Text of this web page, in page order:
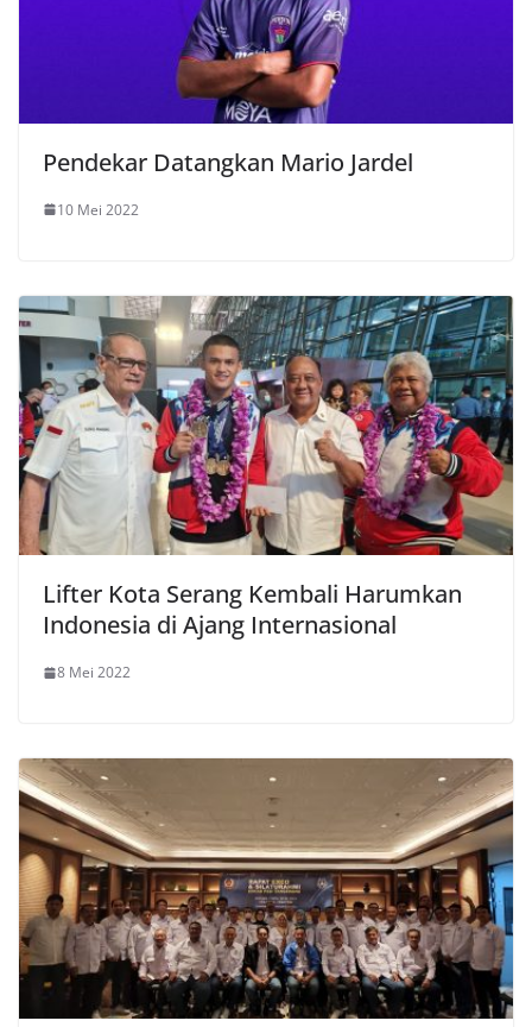
Pendekar Datangkan Mario Jardel
10 Mei 2022
Lifter Kota Serang Kembali Harumkan
Indonesia di Ajang Internasional
8 Mei 2022